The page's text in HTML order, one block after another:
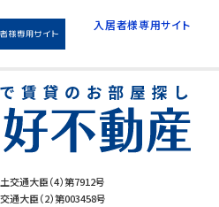
通大臣（4）第7912号
大臣（2）第003458号
入居者様専用サイト